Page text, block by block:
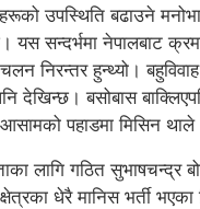
उपस्थिति बढाउने
यस सन्दर्भमा नेपालबाट
निरन्तर हुन्थ्यो। बहुविवाह
देखिन्छ। बसोबास
पहाडमा मिसिन
लागि गठित सुभाषचन्द्र
धेरै मानिस भर्ती